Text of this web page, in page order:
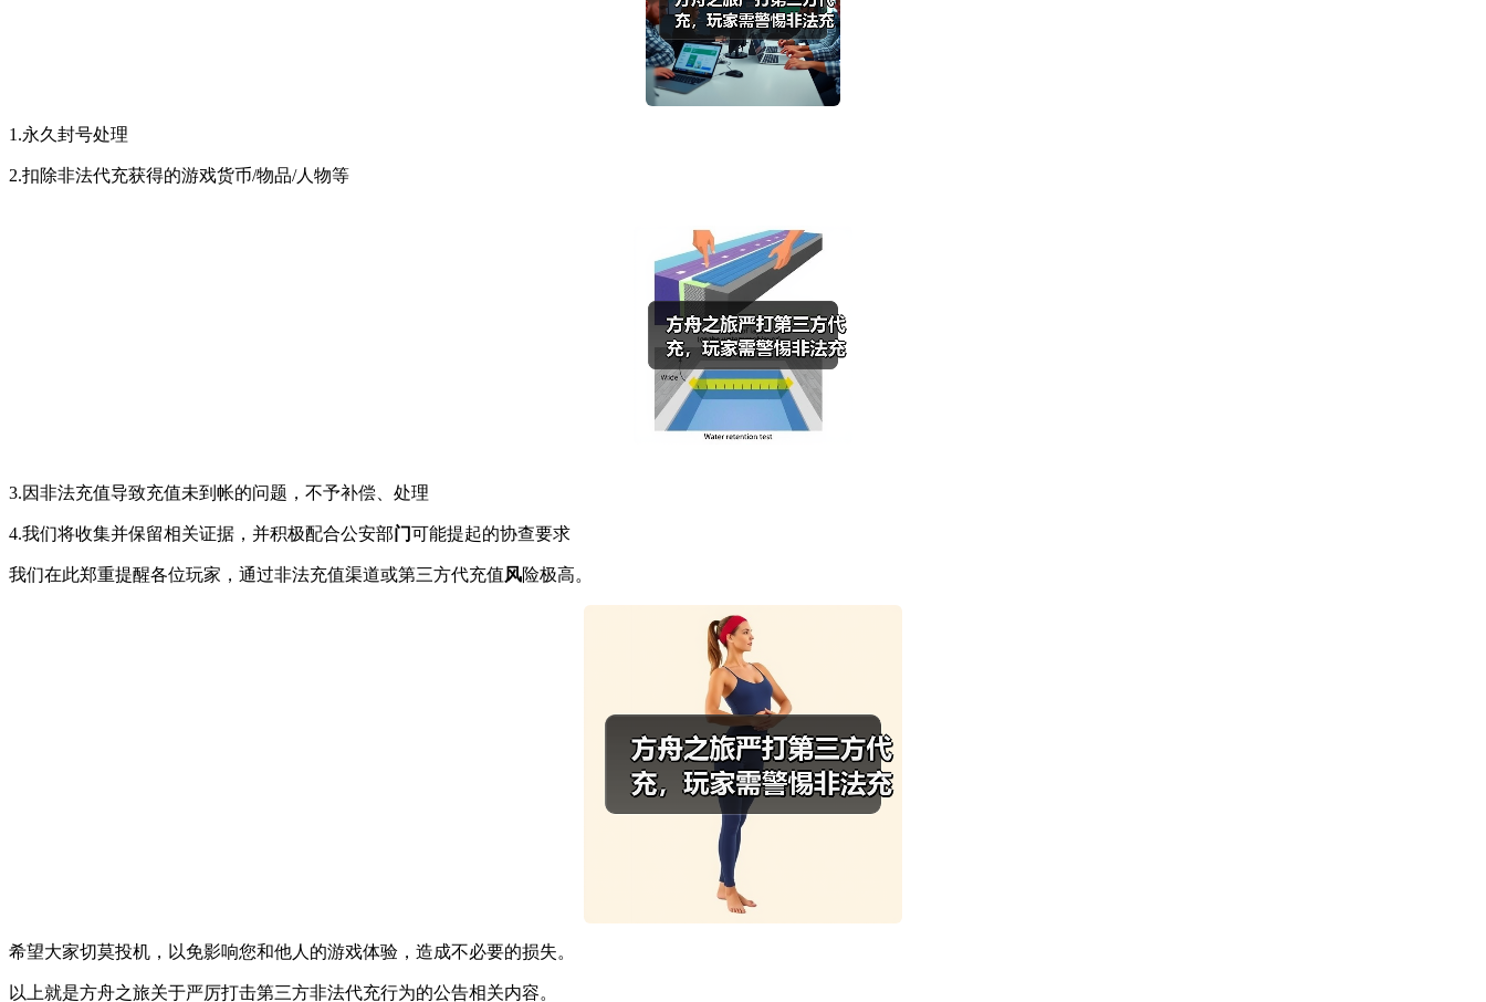
1.永久封号处理
2.扣除非法代充获得的游戏货币/物品/人物等
3.因非法充值导致充值未到帐的问题，不予补偿、处理
4.我们将收集并保留相关证据，并积极配合公安部门可能提起的协查要求
我们在此郑重提醒各位玩家，通过非法充值渠道或第三方代充值风险极高。
希望大家切莫投机，以免影响您和他人的游戏体验，造成不必要的损失。
以上就是方舟之旅关于严厉打击第三方非法代充行为的公告相关内容。